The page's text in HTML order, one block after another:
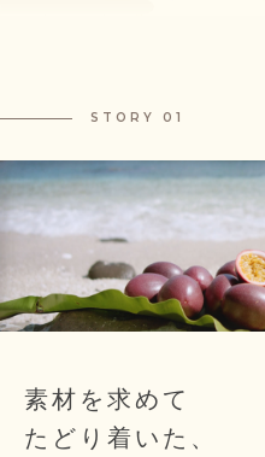
STORY 01
素材を求めて
たどり着いた、